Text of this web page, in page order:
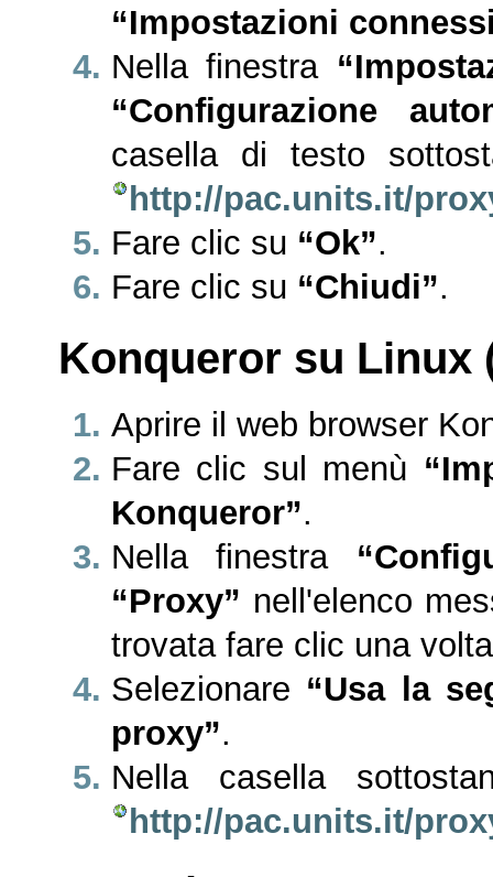
“Impostazioni
Nella finestra
“Configurazione
casella di testo
http://pac.units.it/
Fare clic su “Ok”.
Fare clic su “Chiudi”.
Konqueror su Linux
Aprire il web browser
Fare clic sul menù
Konqueror”.
Nella finestra
“Proxy” nell'elenco
trovata fare clic una
Selezionare “Usa la
proxy”.
Nella casella
http://pac.units.it/